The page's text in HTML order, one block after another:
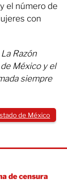
el número de
con
La Razón
México y el
siempre
de México
de censura